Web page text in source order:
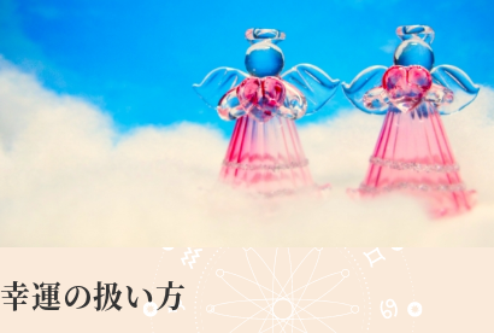
幸運の扱い方